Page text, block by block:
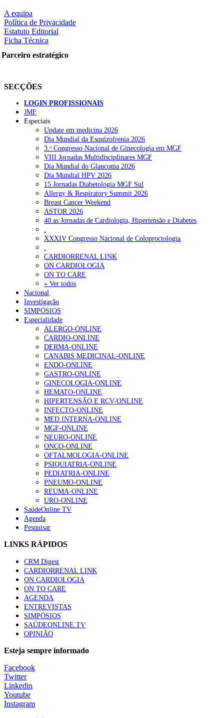
A equipa
Política de Privacidade
Estatuto Editorial
Ficha Técnica
Parceiro estratégico
SECÇÕES
LOGIN PROFISSIONAIS
JMF
Especiais
Update em medicina 2026
Dia Mundial da Esquizofrenia 2026
3.ᵒ Congresso Nacional de Ginecologia em MGF
VIII Jornadas Multidisciplinares MGF
Dia Mundial do Glaucoma 2026
Dia Mundial HPV 2026
15 Jornadas Diabetologia MGF Sul
Allergy & Respiratory Summit 2026
Breast Cancer Weekend
ASTOR 2026
40.as Jornadas de Cardiologia, Hipertensão e Diabetes
.
XXXIV Congresso Nacional de Coloproctologia
.
CARDIORRENAL LINK
ON CARDIOLOGIA
ON TO CARE
» Ver todos
Nacional
Investigação
SIMPÓSIOS
Especialidade
ALERGO-ONLINE
CARDIO-ONLINE
DERMA-ONLINE
CANABIS MEDICINAL-ONLINE
ENDO-ONLINE
GASTRO-ONLINE
GINECOLOGIA-ONLINE
HEMATO-ONLINE
HIPERTENSÃO E RCV-ONLINE
INFECTO-ONLINE
MED.INTERNA-ONLINE
MGF-ONLINE
NEURO-ONLINE
ONCO-ONLINE
OFTALMOLOGIA-ONLINE
PSIQUIATRIA-ONLINE
PEDIATRIA-ONLINE
PNEUMO-ONLINE
REUMA-ONLINE
URO-ONLINE
SaúdeOnline TV
Agenda
Pesquisar
LINKS RÁPIDOS
CRM Digest
CARDIORRENAL LINK
ON CARDIOLOGIA
ON TO CARE
AGENDA
ENTREVISTAS
SIMPÓSIOS
SAÚDEONLINE.TV
OPINIÃO
Esteja sempre informado
Facebook
Twitter
Linkedin
Youtube
Instagram